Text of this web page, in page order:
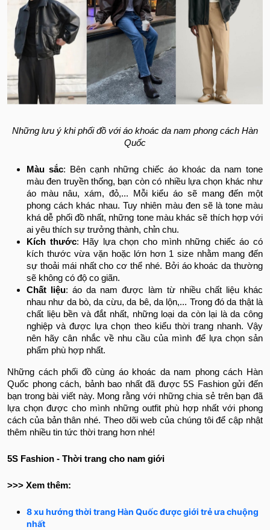
Những lưu ý khi phối đồ với áo khoác da nam phong cách Hàn
Quốc
Màu sắc: Bên cạnh những chiếc áo khoác da nam tone
màu đen truyền thống, bạn còn có nhiều lựa chọn khác như
áo màu nâu, xám, đỏ,... Mỗi kiểu áo sẽ mang đến một
phong cách khác nhau. Tuy nhiên màu đen sẽ là tone màu
khá dễ phối đồ nhất, những tone màu khác sẽ thích hợp với
ai yêu thích sự trưởng thành, chỉn chu.
Kích thước: Hãy lựa chọn cho mình những chiếc áo có
kích thước vừa vặn hoặc lớn hơn 1 size nhằm mang đến
sự thoải mái nhất cho cơ thể nhé. Bởi áo khoác da thường
sẽ không có độ co giãn.
Chất liệu: áo da nam được làm từ nhiều chất liệu khác
nhau như da bò, da cừu, da bê, da lộn,... Trong đó da thật là
chất liệu bền và đắt nhất, những loại da còn lại là da công
nghiệp và được lựa chọn theo kiểu thời trang nhanh. Vậy
nên hãy cân nhắc về nhu cầu của mình để lựa chọn sản
phẩm phù hợp nhất.
Những cách phối đồ cùng áo khoác da nam phong cách Hàn
Quốc phong cách, bảnh bao nhất đã được 5S Fashion gửi đến
bạn trong bài viết này. Mong rằng với những chia sẻ trên bạn đã
lựa chọn được cho mình những outfit phù hợp nhất với phong
cách của bản thân nhé. Theo dõi web của chúng tôi để cập nhật
thêm nhiều tin tức thời trang hơn nhé!
5S Fashion - Thời trang cho nam giới
>>> Xem thêm:
8 xu hướng thời trang Hàn Quốc được giới trẻ ưa chuộng
nhất